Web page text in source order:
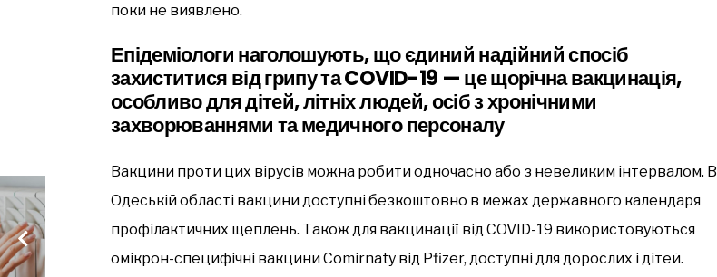
поки не виявлено.
Епідеміологи наголошують, що єдиний надійний спосіб
захиститися від грипу та COVID-19 — це щорічна вакцинація,
особливо для дітей, літніх людей, осіб з хронічними
захворюваннями та медичного персоналу
Вакцини проти цих вірусів можна робити одночасно або з невеликим інтервалом. В
Одеській області вакцини доступні безкоштовно в межах державного календаря
профілактичних щеплень. Також для вакцинації від COVID-19 використовуються
омікрон-специфічні вакцини Comirnaty від Pfizer, доступні для дорослих і дітей.